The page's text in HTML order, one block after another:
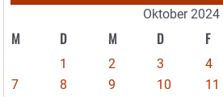
Oktober 2024
M D M D F
1 2 3 4
7
8 9 10 11